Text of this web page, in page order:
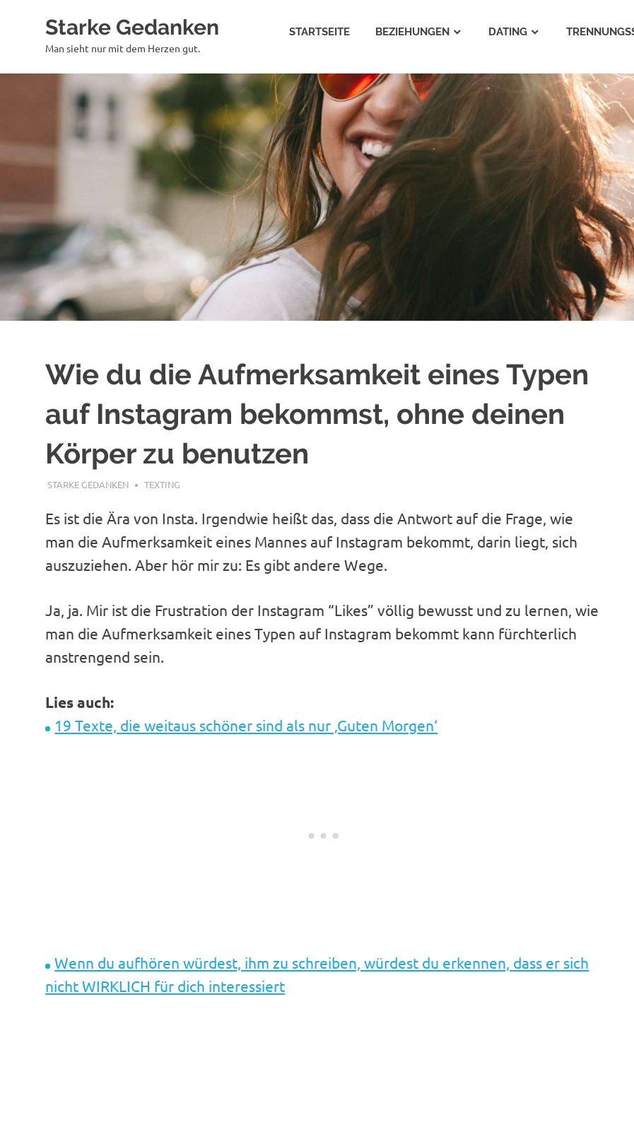
Starke Gedanken
Man sieht nur mit dem Herzen gut.
STARTSEITE BEZIEHUNGEN DATING
Wie du die Aufmerksamkeit eines Typen
auf Instagram bekommst, ohne deinen
Körper zu benutzen
SEPTEMBER 9, 2020
STARKE GEDANKEN TEXTING
Es ist die Ära von Insta. Irgendwie heißt das, dass die Antwort auf die Frage, wie
man die Aufmerksamkeit eines Mannes auf Instagram bekommt, darin liegt, sich
auszuziehen. Aber hör mir zu: Es gibt andere Wege.
Ja, ja. Mir ist die Frustration der Instagram “Likes” völlig bewusst und zu lernen, wie
man die Aufmerksamkeit eines Typen auf Instagram bekommt kann fürchterlich
anstrengend sein.
Lies auch:
19 Texte, die weitaus schöner sind als nur ‚Guten Morgen‘
Wenn du aufhören würdest, ihm zu schreiben, würdest du erkennen, dass er sich
nicht WIRKLICH für dich interessiert